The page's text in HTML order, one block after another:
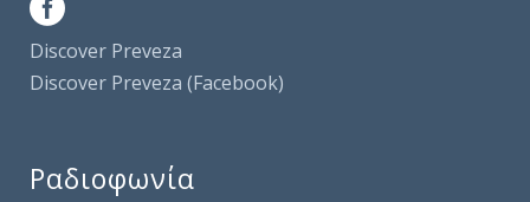
Discover Preveza
Discover Preveza (Facebook)
Ραδιοφωνία